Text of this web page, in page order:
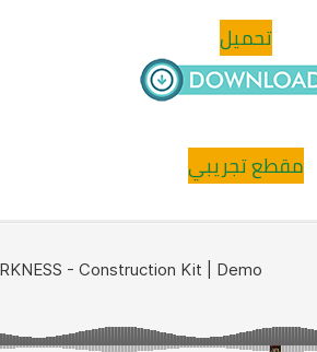
تحميل
مقطع تجريبي